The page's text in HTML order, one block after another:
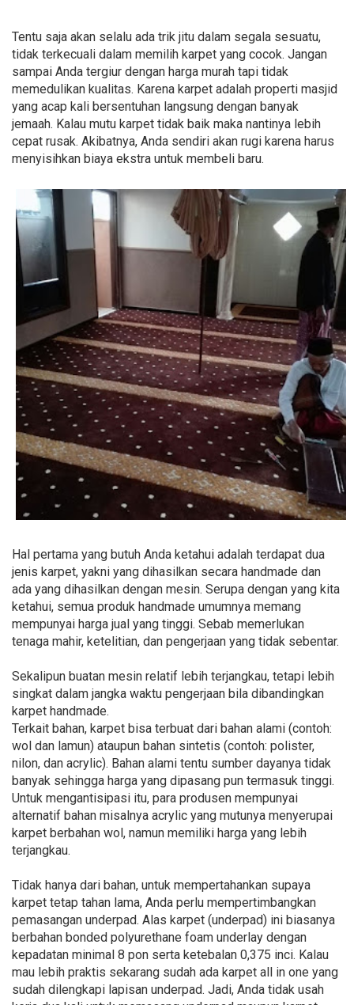
Tentu saja akan selalu ada trik jitu dalam segala sesuatu,
tidak terkecuali dalam memilih karpet yang cocok. Jangan
sampai Anda tergiur dengan harga murah tapi tidak
memedulikan kualitas. Karena karpet adalah properti masjid
yang acap kali bersentuhan langsung dengan banyak
jemaah. Kalau mutu karpet tidak baik maka nantinya lebih
cepat rusak. Akibatnya, Anda sendiri akan rugi karena harus
menyisihkan biaya ekstra untuk membeli baru.
Hal pertama yang butuh Anda ketahui adalah terdapat dua
jenis karpet, yakni yang dihasilkan secara handmade dan
ada yang dihasilkan dengan mesin. Serupa dengan yang kita
ketahui, semua produk handmade umumnya memang
mempunyai harga jual yang tinggi. Sebab memerlukan
tenaga mahir, ketelitian, dan pengerjaan yang tidak sebentar.
Sekalipun buatan mesin relatif lebih terjangkau, tetapi lebih
singkat dalam jangka waktu pengerjaan bila dibandingkan
karpet handmade.
Terkait bahan, karpet bisa terbuat dari bahan alami (contoh:
wol dan lamun) ataupun bahan sintetis (contoh: polister,
nilon, dan acrylic). Bahan alami tentu sumber dayanya tidak
banyak sehingga harga yang dipasang pun termasuk tinggi.
Untuk mengantisipasi itu, para produsen mempunyai
alternatif bahan misalnya acrylic yang mutunya menyerupai
karpet berbahan wol, namun memiliki harga yang lebih
terjangkau.
Tidak hanya dari bahan, untuk mempertahankan supaya
karpet tetap tahan lama, Anda perlu mempertimbangkan
pemasangan underpad. Alas karpet (underpad) ini biasanya
berbahan bonded polyurethane foam underlay dengan
kepadatan minimal 8 pon serta ketebalan 0,375 inci. Kalau
mau lebih praktis sekarang sudah ada karpet all in one yang
sudah dilengkapi lapisan underpad. Jadi, Anda tidak usah